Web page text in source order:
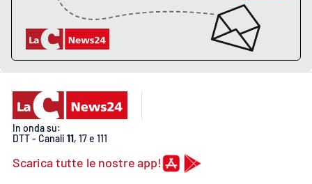
Vibo Valentia
Reggio Calabria
Cosenza
Lamezia Terme
In onda su:
DTT - Canali 11, 17 e 111
Scarica tutte le nostre app!